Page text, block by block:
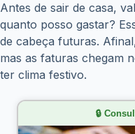
Antes de sair de casa,
quanto posso gastar?
de cabeça futuras.
mas as faturas chegam
ter clima festivo.
🔒